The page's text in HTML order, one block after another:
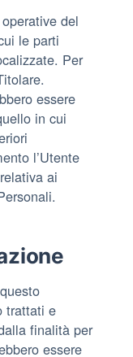
del
le parti
Per
essere
in cui
l’Utente
ai
trattati e
finalità per
essere